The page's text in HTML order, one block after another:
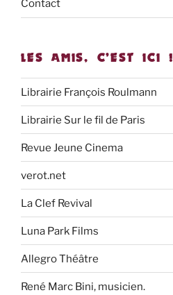
Contact
LES AMIS, C’EST ICI !
Librairie François Roulmann
Librairie Sur le fil de Paris
Revue Jeune Cinema
verot.net
La Clef Revival
Luna Park Films
Allegro Théâtre
René Marc Bini, musicien.